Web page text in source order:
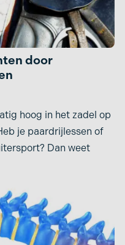
door
hoog in het zadel op
je paardrijlessen of
Dan weet